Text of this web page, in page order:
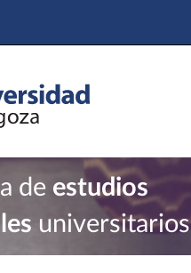
de estudios
universitarios